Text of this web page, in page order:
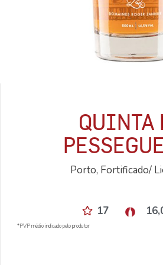
QUINTA
Porto, Fortificado/
17
*PVP médio indicado pelo produtor